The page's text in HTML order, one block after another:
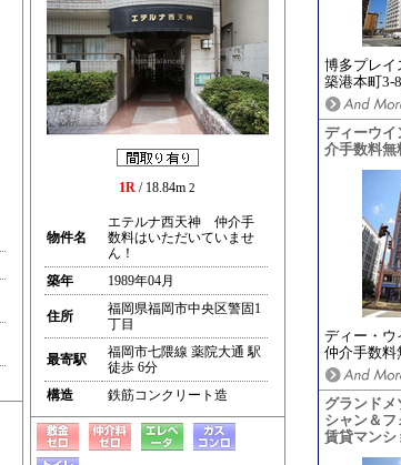
博多プレイ
築港本町3-
ディーウ
介手数料無
ディー・
仲介手数料
グランドメ
シャン＆
賃貸マンシ
1R / 18.84m 2
物件名
エテルナ西天神 仲介手
数料はいただいていませ
ん！
築年
1989年04月
住所
福岡県福岡市中央区警固1
丁目
最寄駅
福岡市七隈線 薬院大通 駅
徒歩 6分
構造
鉄筋コンクリート造